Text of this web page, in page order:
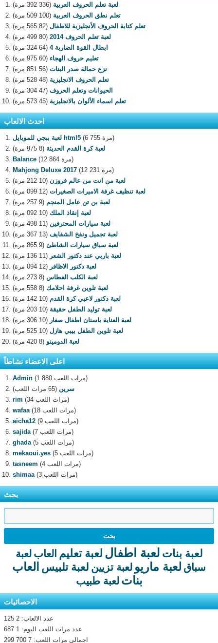
لعبة تعلم الحروف العربية (336 392 مرة)
تعلم نطق الحروف العربية (100 509 مرة)
تعلم كتابة الحروف الأنجليزية للاطفال (82 565 مرة)
لعبة تعلم الحروف 2014
(80 499 مرة)
ابطال القوة الضاربة 4
(64 324 مرة)
تعليم حروف الهجاء (60 975 مرة)
نزع حمالة صدر البنات (56 851 مرة)
تعلم الحروف الانجليزية (48 528 مرة)
الحيوانات وتعلم الحروف (47 304 مرة)
تعلم اسماء الألوان بالانجليزية (45 573 مرة)
احدث الالعاب
لعبة ببجي للموبايل html5
(6 755 مرة)
لعبة كرة القدم الحديثة (8 975 مرة)
Balance
(12 864 مرة)
Mahjong Deluxe 2017
(12 231 مرة)
لعبة من انت من عالم فروزن (10 212 مرة)
لعبة تنظيف غرفة الاميرات الصغيرات (12 099 مرة)
لعبة بن تن عامل المنجم (9 257 مرة)
لعبة إنقاذ الملك (10 092 مرة)
لعبة سيارات المحترفين (11 498 مرة)
لعبة تجميل ونفخ الشفايف (13 367 مرة)
لعبة سباق سيارات الشاطئ (9 865 مرة)
لعبة باربي عند دكتور الشعر (11 136 مرة)
لعبة دكتور الاظافر (12 094 مرة)
لعبة الكلب الغطاس (8 273 مرة)
لعبة تلوين غرفة احلامك (8 558 مرة)
لعبة دكتور لاعبي كرة القدم (10 142 مرة)
لعبة توليد الطفل حقيقة (10 203 مرة)
لعبة العناية باسنان اطفال صغار (10 306 مرة)
لعبة تلوين الطفل بيبي هازل (10 525 مرة)
لعبة الدومينو (8 420 مرة)
اعلى الاعضاء نشاطاً
Admin
(1 880 مرات اللعب)
سرين (65 مرات اللعب)
rim
(34 مرات اللعب)
wafaa
(18 مرات اللعب)
aicha12
(9 مرات اللعب)
sajida
(7 مرات اللعب)
ghada
(5 مرات اللعب)
mekaoui.yes
(5 مرات اللعب)
tasneem
(4 مرات اللعب)
shimaa
(3 مرات اللعب)
بحث
لعبة بنات لعبة اطفال لعبة تعليم العاب لعبة
سباق لعبة ماريو لعبة تزيين لعبة تلبيس العاب
بنات لعبة طبيب
الاحصائيات
عدد الالعاب: 2 125
عدد مرات اللعب اليوم: 1 687
اجمالى مرات اللعب: 7 700 299